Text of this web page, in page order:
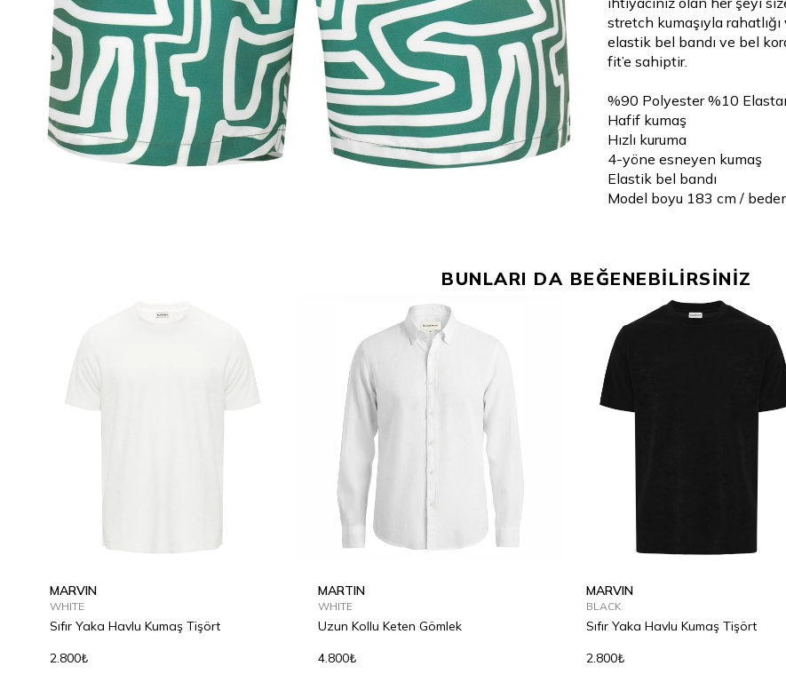
stretch kumaşıyla
elastik bel bandı ve bel
fit’e sahiptir.
%90 Polyester %10
Hafif kumaş
Hızlı kuruma
4-yöne esneyen kumaş
Elastik bel bandı
Model boyu 183 cm /
BUNLARI DA BEĞENEBİLİRSİNİZ
MARVIN
WHITE
Sıfır Yaka Havlu Kumaş Tişört
2.800₺
MARTIN
WHITE
Uzun Kollu Keten Gömlek
4.800₺
MARVIN
BLACK
Sıfır Yaka Havlu Kumaş Tişört
2.800₺